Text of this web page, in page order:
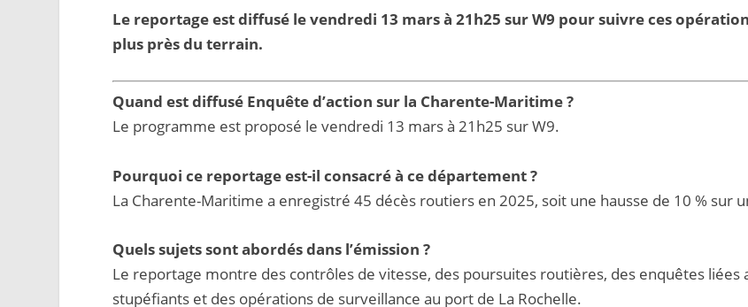
Le reportage est diffusé le vendredi 13 mars à 21h25 sur W9 pour suivre ces
plus près du terrain.
Quand est diffusé Enquête d’action sur la Charente-Maritime ?
Le programme est proposé le vendredi 13 mars à 21h25 sur W9.
Pourquoi ce reportage est-il consacré à ce département ?
La Charente-Maritime a enregistré 45 décès routiers en 2025, soit une hausse de 10 % sur
Quels sujets sont abordés dans l’émission ?
Le reportage montre des contrôles de vitesse, des poursuites routières, des enquêtes liées
stupéfiants et des opérations de surveillance au port de La Rochelle.